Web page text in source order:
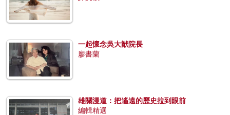
一起懷念吳大猷院長
廖書蘭
雄關漫道：把遙遠的歷史拉到眼前
編輯精選